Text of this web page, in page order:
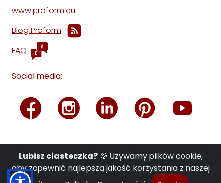
www.proform.eu
Blog Proform
FAQ
Social media:
Lubisz ciasteczka?🍪 Używamy plików cookie,
aby zapewnić najlepszą jakość korzystania z naszej